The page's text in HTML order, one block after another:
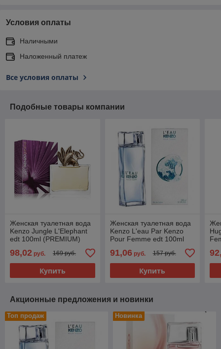
Условия оплаты
Наличными
Наложенный платеж
Все условия оплаты
Подобные товары компании
Женская туалетная вода
Kenzo Jungle L'Elephant
edt 100ml (PREMIUM)
98,02 руб. 169 руб.
Купить
Женская туалетная вода
Kenzo L'eau Par Kenzo
Pour Femme edt 100ml
91,06руб. 157 руб.
Купить
Акционные предложения и новинки
Топ продаж Новинка